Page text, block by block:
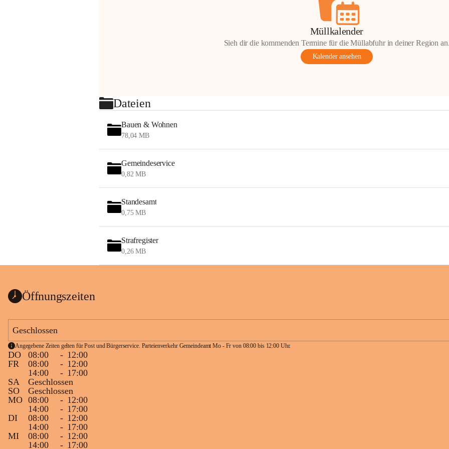
Müllkalender
Sieh dir die kommenden Termine für die Müllabfuhr in deiner Region
Kalender ansehen
Dateien
Bauen & Wohnen
78,04 MB
Gemeindeservice
0,82 MB
Standesamt
0,75 MB
Strafregister
0,26 MB
Öffnungszeiten
Geschlossen
Angegebene Zeiten gelten für Post und Bürgerservice. Parteienverkehr Gemeindeamt Mo - Fr von 08:00 bis 12:00 Uhr.
DO 08:00 - 12:00
FR
08:00 - 12:00
14:00
- 17:00
SA
Geschlossen
SO
Geschlossen
MO 08:00 - 12:00
14:00
- 17:00
DI
08:00 - 12:00
14:00
- 17:00
MI
08:00 - 12:00
14:00
- 17:00